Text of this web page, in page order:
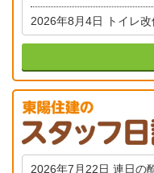
2026年8月4日 トイレ
2026年7月22日 連日の